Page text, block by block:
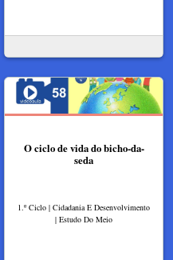
O ciclo de vida do bicho-da-
seda
1.º Ciclo | Cidadania E Desenvolvimento
| Estudo Do Meio